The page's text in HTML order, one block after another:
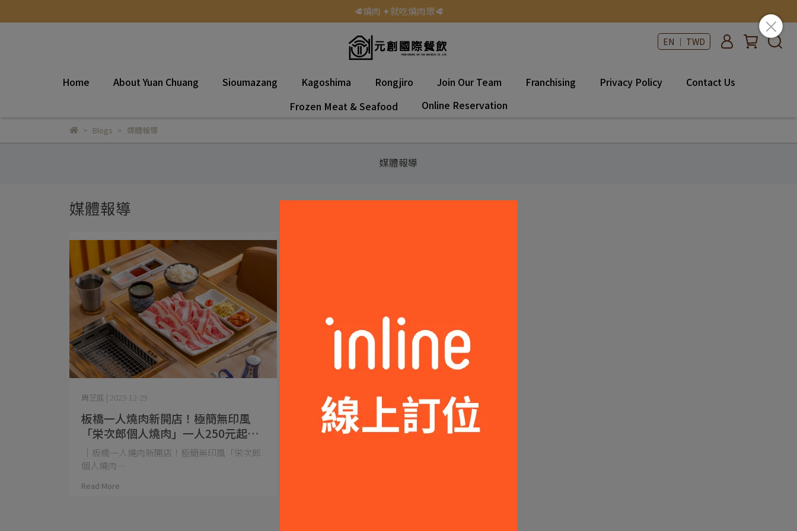
🥩燒肉 ✦就吃燒肉眾🥩
EN ｜ TWD
Home About Yuan Chuang Sioumazang Kagoshima Rongjiro Join Our Team Franchising Privacy Policy
Contact Us
Frozen Meat & Seafood
Online Reservation
Blogs 媒體報導
媒體報導
媒體報導
板橋一人燒肉新開店！極簡無印風
「栄次郎個人燒肉」一人250元起開
吃，還有太空梭兒童餐！
周芝庭 | 2023-12-29
｜板橋一人燒肉新開店！極簡無印風「栄次郎
個人燒肉⋯
Read More
燒肉眾新莊中正店(菜單)。加200元
就能吃到龍蝦～還有日本和牛/泰國
周芝庭 | 2023-12-26